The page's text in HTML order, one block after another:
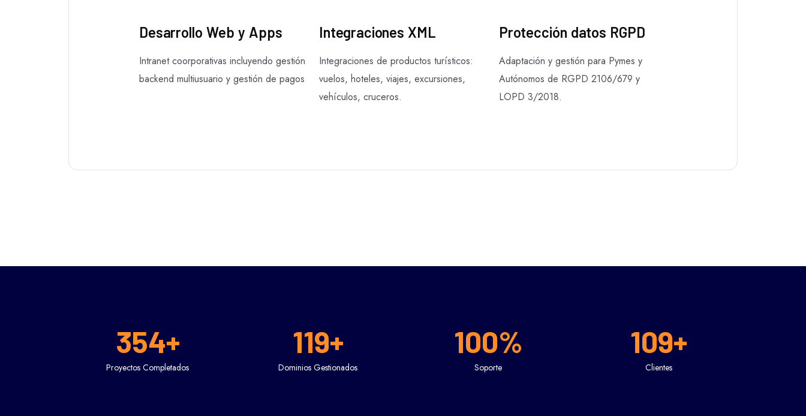
Desarrollo Web y Apps
Intranet coorporativas incluyendo gestión
backend multiusuario y gestión de pagos
Integraciones XML
Integraciones de productos turísticos:
vuelos, hoteles, viajes, excursiones,
vehículos, cruceros.
Protección datos RGPD
Adaptación y gestión para Pymes y
Autónomos de RGPD 2106/679 y
LOPD 3/2018.
354+
Proyectos Completados
119+
Dominios Gestionados
100%
Soporte
109+
Clientes